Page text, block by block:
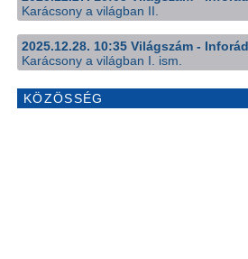
Karácsony a világban II.
2025.12.28. 10:35 Világszám -
Karácsony a világban I. ism.
KÖZÖSSÉG